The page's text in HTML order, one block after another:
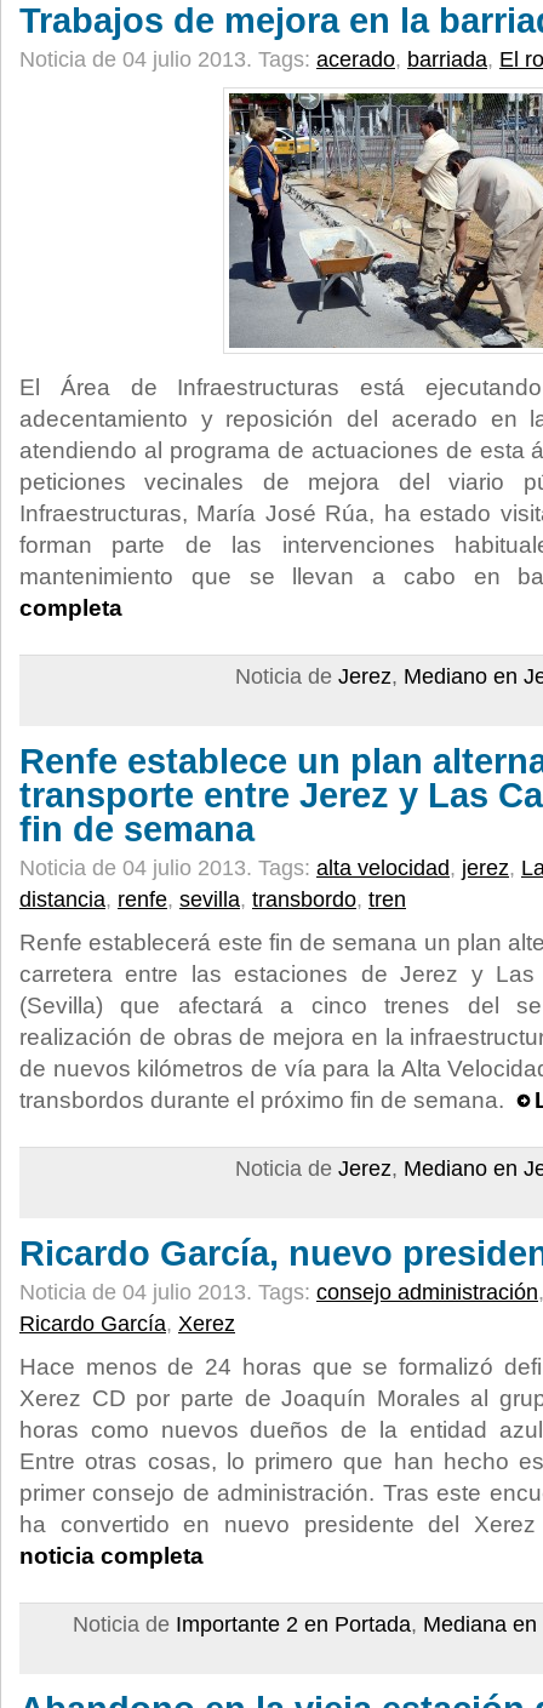
Trabajos de mejora en la
Noticia de 04 julio 2013. Tags: acerado, barriada, El
El Área de Infraestructuras está
adecentamiento y reposición del acerado en
atendiendo al programa de actuaciones de esta
peticiones vecinales de mejora del viario
Infraestructuras, María José Rúa, ha estado
forman parte de las intervenciones
mantenimiento que se llevan a cabo en
completa
Noticia de Jerez, Mediano en
Renfe establece un plan
transporte entre Jerez y Las
fin de semana
Noticia de 04 julio 2013. Tags: alta velocidad, jerez,
distancia, renfe, sevilla, transbordo, tren
Renfe establecerá este fin de semana un plan
carretera entre las estaciones de Jerez y
(Sevilla) que afectará a cinco trenes del
realización de obras de mejora en la
de nuevos kilómetros de vía para la Alta
transbordos durante el próximo fin de semana.
Noticia de Jerez, Mediano en
Ricardo García, nuevo
Noticia de 04 julio 2013. Tags: consejo administración
Ricardo García, Xerez
Hace menos de 24 horas que se formalizó
Xerez CD por parte de Joaquín Morales al
horas como nuevos dueños de la entidad
Entre otras cosas, lo primero que han hecho
primer consejo de administración. Tras este
ha convertido en nuevo presidente del
noticia completa
Noticia de Importante 2 en Portada, Mediana